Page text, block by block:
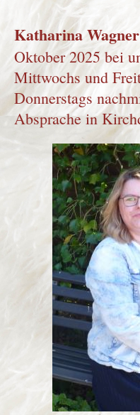
Katharina Wagner
Oktober 2025 bei
Mittwochs und
Donnerstags
Absprache in